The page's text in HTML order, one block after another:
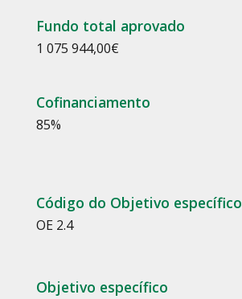
Fundo total aprovado
1 075 944,00€
Cofinanciamento
85%
Código do Objetivo específico
OE 2.4
Objetivo específico